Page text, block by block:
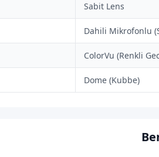
Sabit Lens
Dahili Mikrofonlu
ColorVu (Renkli
Dome (Kubbe)